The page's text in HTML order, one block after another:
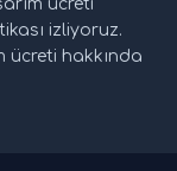
ücreti
izliyoruz.
ücreti hakkında